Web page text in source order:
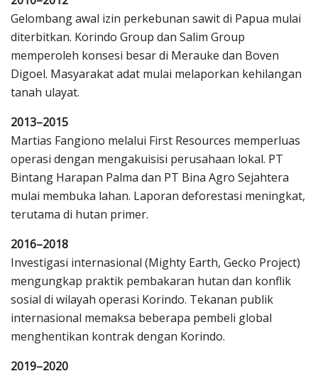
Gelombang awal izin perkebunan sawit di Papua mulai
diterbitkan. Korindo Group dan Salim Group
memperoleh konsesi besar di Merauke dan Boven
Digoel. Masyarakat adat mulai melaporkan kehilangan
tanah ulayat.
2013–2015
Martias Fangiono melalui First Resources memperluas
operasi dengan mengakuisisi perusahaan lokal. PT
Bintang Harapan Palma dan PT Bina Agro Sejahtera
mulai membuka lahan. Laporan deforestasi meningkat,
terutama di hutan primer.
2016–2018
Investigasi internasional (Mighty Earth, Gecko Project)
mengungkap praktik pembakaran hutan dan konflik
sosial di wilayah operasi Korindo. Tekanan publik
internasional memaksa beberapa pembeli global
menghentikan kontrak dengan Korindo.
2019–2020